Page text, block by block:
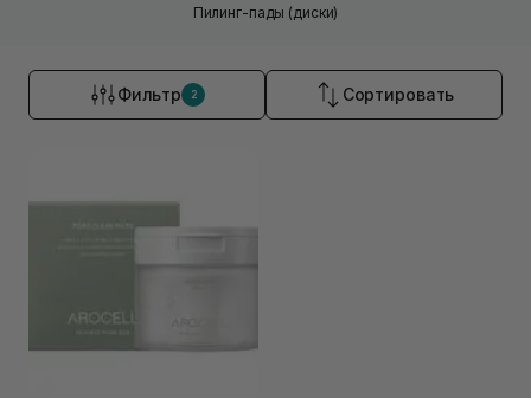
Пилинг-пады (диски)
Фильтр 2 Сортировать